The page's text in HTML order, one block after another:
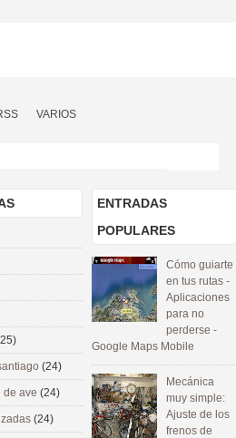
VARIOS
ENTRADAS
POPULARES
Cómo guiarte
en tus rutas -
Aplicaciones
para no
perderse -
Google Maps Mobile
Mecánica
muy simple:
Ajuste de los
frenos de
(24)
de ave (24)
(24)